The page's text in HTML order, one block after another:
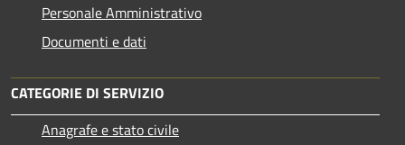
Personale Amministrativo
Documenti e dati
CATEGORIE DI SERVIZIO
Anagrafe e stato civile